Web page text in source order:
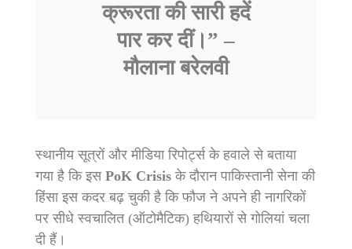
क्रूरता की सारी हदें
पार कर दीं।” –
मौलाना बरेलवी
स्थानीय सूत्रों और मीडिया रिपोर्ट्स के हवाले से बताया
गया है कि इस PoK Crisis के दौरान पाकिस्तानी सेना की
हिंसा इस कदर बढ़ चुकी है कि फौज ने अपने ही नागरिकों
पर सीधे स्वचालित (ऑटोमैटिक) हथियारों से गोलियां चला
दी हैं।